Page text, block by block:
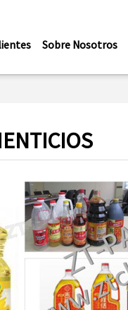
Sobre Nosotros